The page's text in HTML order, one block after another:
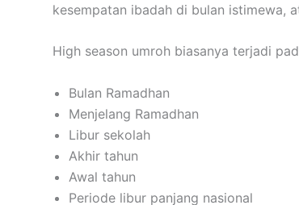
kesempatan ibadah di bulan istimewa,
High season umroh biasanya terjadi
Bulan Ramadhan
Menjelang Ramadhan
Libur sekolah
Akhir tahun
Awal tahun
Periode libur panjang nasional